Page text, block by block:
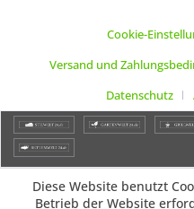
Cookie-
Versand und
Datenschutz
Diese Website benutzt
Betrieb der Website